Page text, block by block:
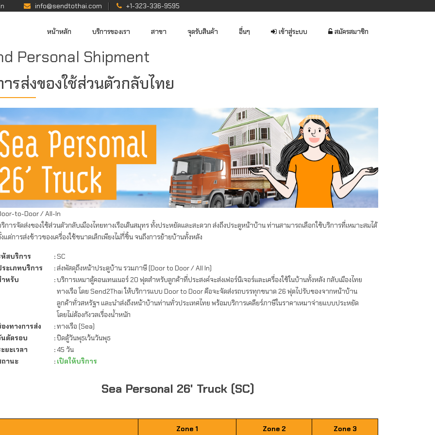
info@sendtothai.com +1-323-336-9595
หน้าหลัก บริการของเรา สาขา จุดรับสินค้า อื่นๆ เข้าสู่ระบบ สมัครสมาชิก
Personal Shipment
รส่งของใช้ส่วนตัวกลับไทย
to-Door / All-In
การจัดส่งของใช้ส่วนตัวกลับเมืองไทยทางเรือเดินสมุทร ทั้งประหยัดและสะดวก ส่งถึงประตูหน้าบ้าน ท่านสามารถเลือกใช้บริการที่เหมาะสมได้
แต่การส่งข้าวของเครื่องใช้ขนาดเล็กเพียงไม่กี่ชิ้น จนถึงการย้ายบ้านทั้งหลัง
สบริการ
SC
ะเภทบริการ
ส่งพัสดุถึงหน้าประตูบ้าน รวมภาษี (Door to Door / All In)
หรับ
บริการเหมาตู้คอนเทนเนอร์ 20 ฟุตสำหรับลูกค้าที่ประสงค์จะส่งเฟอร์นิเจอร์และเครื่องใช้ในบ้านทั้งหลัง กลับเมืองไทย
ทางเรือ โดย Send2Thai ให้บริการแบบ Door to Door คือจะจัดส่งรถบรรทุกขนาด 26 ฟุตไปรับของจากหน้าบ้าน
ลูกค้าทั่วสหรัฐฯ และนำส่งถึงหน้าบ้านท่านทั่วประเทศไทย พร้อมบริการเคลียร์ภาษีในราคาเหมาจ่ายแบบประหยัด
โดยไม่ต้องกังวลเรื่องน้ำหนัก
งทางการส่ง
ทางเรือ (Sea)
นตัดรอบ
ปิดตู้วันพุธเว้นวันพุธ
ยะเวลา
45 วัน
านะ
เปิดให้บริการ
Sea Personal 26' Truck (SC)
Zone 1 Zone 2 Zone 3